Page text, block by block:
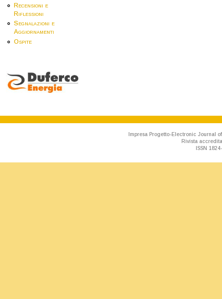
Recensioni e
Riflessioni
Segnalazioni e
Aggiornamenti
Ospite
Impresa Progetto-Electronic Journal
Rivista
ISSN